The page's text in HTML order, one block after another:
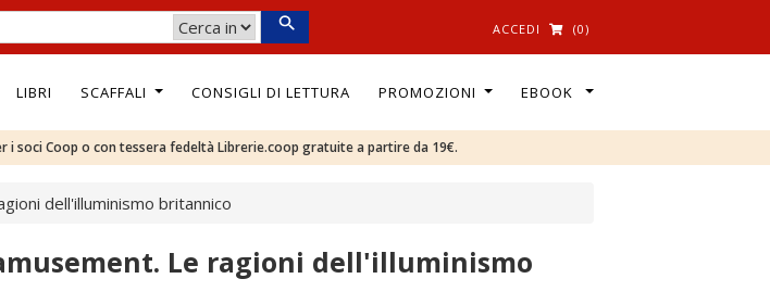
ACCEDI (0)
LIBRI SCAFFALI CONSIGLI DI LETTURA PROMOZIONI EBOOK
i soci Coop o con tessera fedeltà Librerie.coop gratuite a partire da 19€.
dell'illuminismo britannico
Le ragioni dell'illuminismo